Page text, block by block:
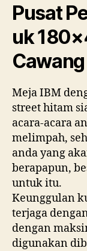
Pusat
uk
Cawang
Meja IBM
street hitam
acara-acara
melimpah,
anda yang
berapapun,
untuk itu.
Keunggulan
terjaga
dengan
digunakan